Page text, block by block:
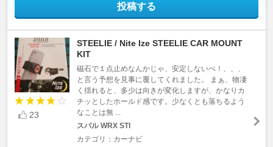
投稿する
23
STEELIE / Nite Ize STEELIE CAR MOUNT
KIT
磁石で１点止めなんかじゃ、安定しないべ！、、、
と言う予想を見事に覆してくれました。 まぁ、物凄
く揺れると、多少は向きが変化しますが、かなりカ
チッとしたホールド感です。少なくとも落ちるよう
なことは無 ...
スバル WRX STI
カテゴリ：カーナビ